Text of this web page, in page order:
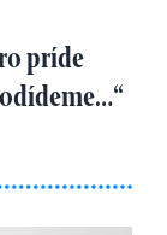
príde